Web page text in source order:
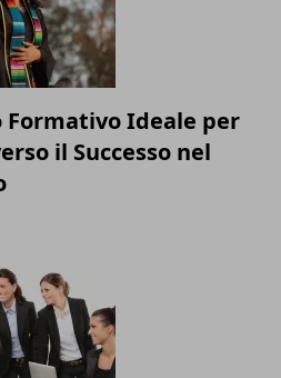
Formativo Ideale per
il Successo nel